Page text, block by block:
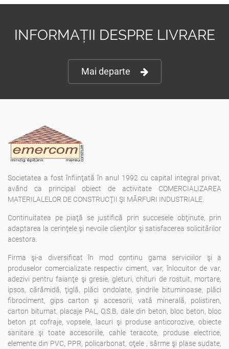
INFORMAȚII DESPRE LIVRARE
Mai departe
Societatea a fost înfiinţată în anul 1992 cu capital integral privat,
având ca principal obiect de activitate COMERCIALIZAREA
MATERILALELOR DE CONSTRUCŢII ŞI MĂRFURI INDUSTRIALE.
Continuitatea pe piaţă se justifică prin succesele obţinute, prin
adaptarea la cerinţele şi nevoile clienţilor şi satisfacerea solicitărilor
acestora.
Firma şi-a diversificat în mod continu gama serviciilor şi a
produselor comercializate respectiv ciment, var, înlocuitor de var,
adezivi pentru faianţe şi gresie, gleturi, chituri de rostuit, mortare,
ipsos, cărămidă, ţiglă, plăci ondolate, şindrile bituminoase, plăci
fibrociment, gips carton şi accesorii, vată minerală, polistiren,
carton bitumat, placaje PAL, O.S.B, dale din beton, bloc beton, bloc
beton pt cofraje, vopsele, lacuri şi produse anticorozive, obiecte
sanitare şi toate accesoriile, cahle teracote, produse electrice,
elemente din PVC, PPR, policarbonat, oţele , sârme şi plase sudate,